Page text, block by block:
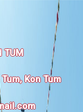
TUM
Kon Tum